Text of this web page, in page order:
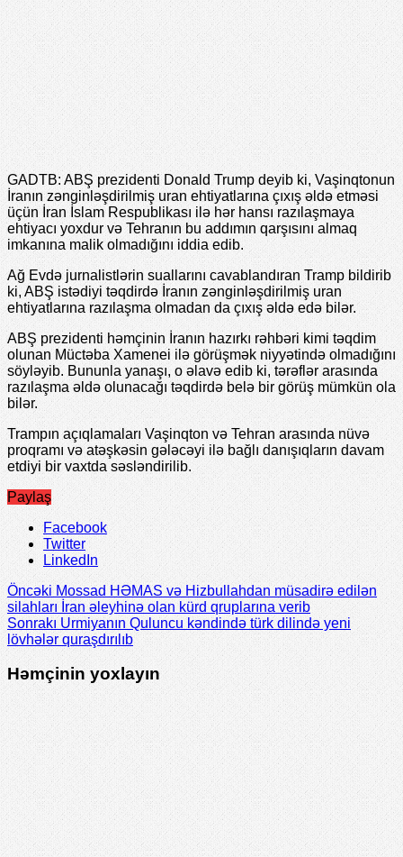
GADTB: ABŞ prezidenti Donald Trump deyib ki, Vaşinqtonun
İranın zənginləşdirilmiş uran ehtiyatlarına çıxış əldə etməsi
üçün İran İslam Respublikası ilə hər hansı razılaşmaya
ehtiyacı yoxdur və Tehranın bu addımın qarşısını almaq
imkanına malik olmadığını iddia edib.
Ağ Evdə jurnalistlərin suallarını cavablandıran Tramp bildirib
ki, ABŞ istədiyi təqdirdə İranın zənginləşdirilmiş uran
ehtiyatlarına razılaşma olmadan da çıxış əldə edə bilər.
ABŞ prezidenti həmçinin İranın hazırkı rəhbəri kimi təqdim
olunan Müctəba Xamenei ilə görüşmək niyyətində olmadığını
söyləyib. Bununla yanaşı, o əlavə edib ki, tərəflər arasında
razılaşma əldə olunacağı təqdirdə belə bir görüş mümkün ola
bilər.
Trampın açıqlamaları Vaşinqton və Tehran arasında nüvə
proqramı və atəşkəsin gələcəyi ilə bağlı danışıqların davam
etdiyi bir vaxtda səsləndirilib.
Paylaş
Facebook
Twitter
LinkedIn
ÖncəkiMossad HƏMAS və Hizbullahdan müsadirə edilən
silahları İran əleyhinə olan kürd qruplarına verib
SonrakıUrmiyanın Quluncu kəndində türk dilində yeni
lövhələr quraşdırılıb
Həmçinin yoxlayın